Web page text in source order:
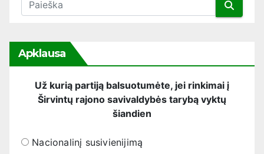
Apklausa
Už kurią partiją balsuotumėte, jei rinkimai į
Širvintų rajono savivaldybės tarybą vyktų
šiandien
Nacionalinį susivienijimą